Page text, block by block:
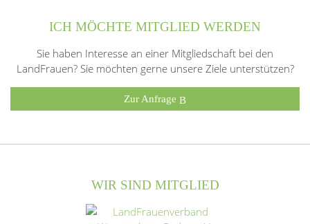
ICH MÖCHTE MITGLIED WERDEN
Sie haben Interesse an einer Mitgliedschaft bei den
LandFrauen? Sie möchten gerne unsere Ziele unterstützen?
Zur Anfrage
WIR SIND MITGLIED